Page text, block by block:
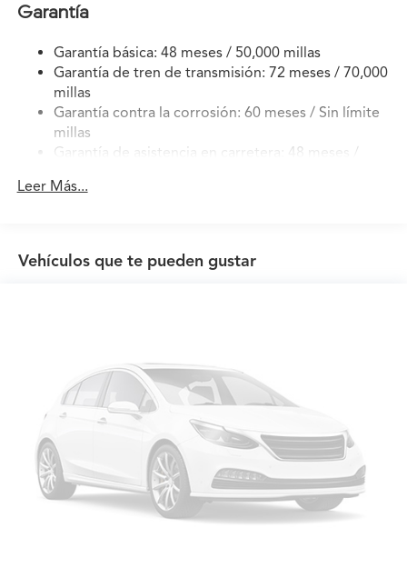
Garantía
Garantía básica: 48 meses / 50,000 millas
Garantía de tren de transmisión: 72 meses / 70,000
millas
Garantía contra la corrosión: 60 meses / Sin límite
millas
Garantía de asistencia en carretera: 48 meses /
Garantía de mantenimiento: 12 meses / 12,000
Leer Más...
Vehículos que te pueden gustar